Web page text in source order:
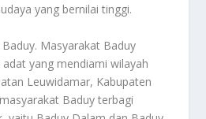
yang bernilai tinggi.
Masyarakat Baduy
yang mendiami wilayah
Leuwidamar, Kabupaten
Baduy terbagi